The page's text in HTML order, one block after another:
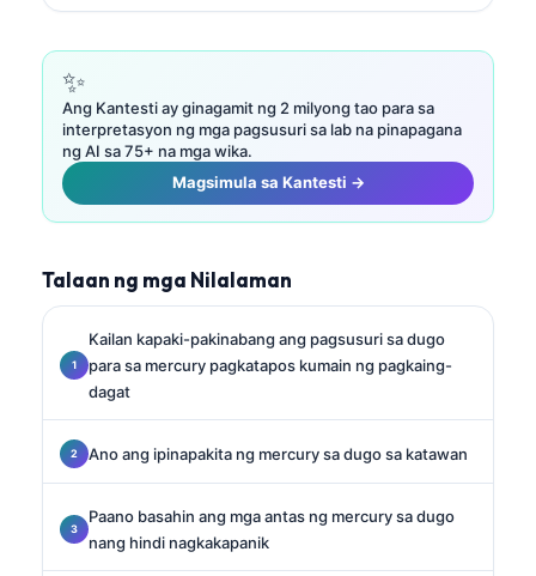
✨
Ang Kantesti ay ginagamit ng 2 milyong tao para sa
interpretasyon ng mga pagsusuri sa lab na pinapagana
ng AI sa 75+ na mga wika.
Magsimula sa Kantesti →
Talaan ng mga Nilalaman
Kailan kapaki-pakinabang ang pagsusuri sa dugo
para sa mercury pagkatapos kumain ng pagkaing-
dagat
Ano ang ipinapakita ng mercury sa dugo sa katawan
Paano basahin ang mga antas ng mercury sa dugo
nang hindi nagkakapanik